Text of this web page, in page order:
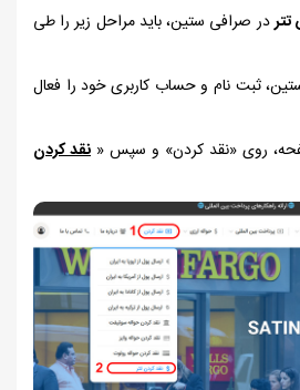
در صرافی ستین، باید مراحل زیر را طی
ثبت ‌نام و حساب کاربری خود را فعال
نقد کردن